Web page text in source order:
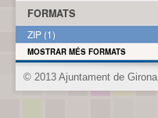
FORMATS
ZIP (1)
MOSTRAR MÉS FORMATS
© 2013 Ajuntament de Girona